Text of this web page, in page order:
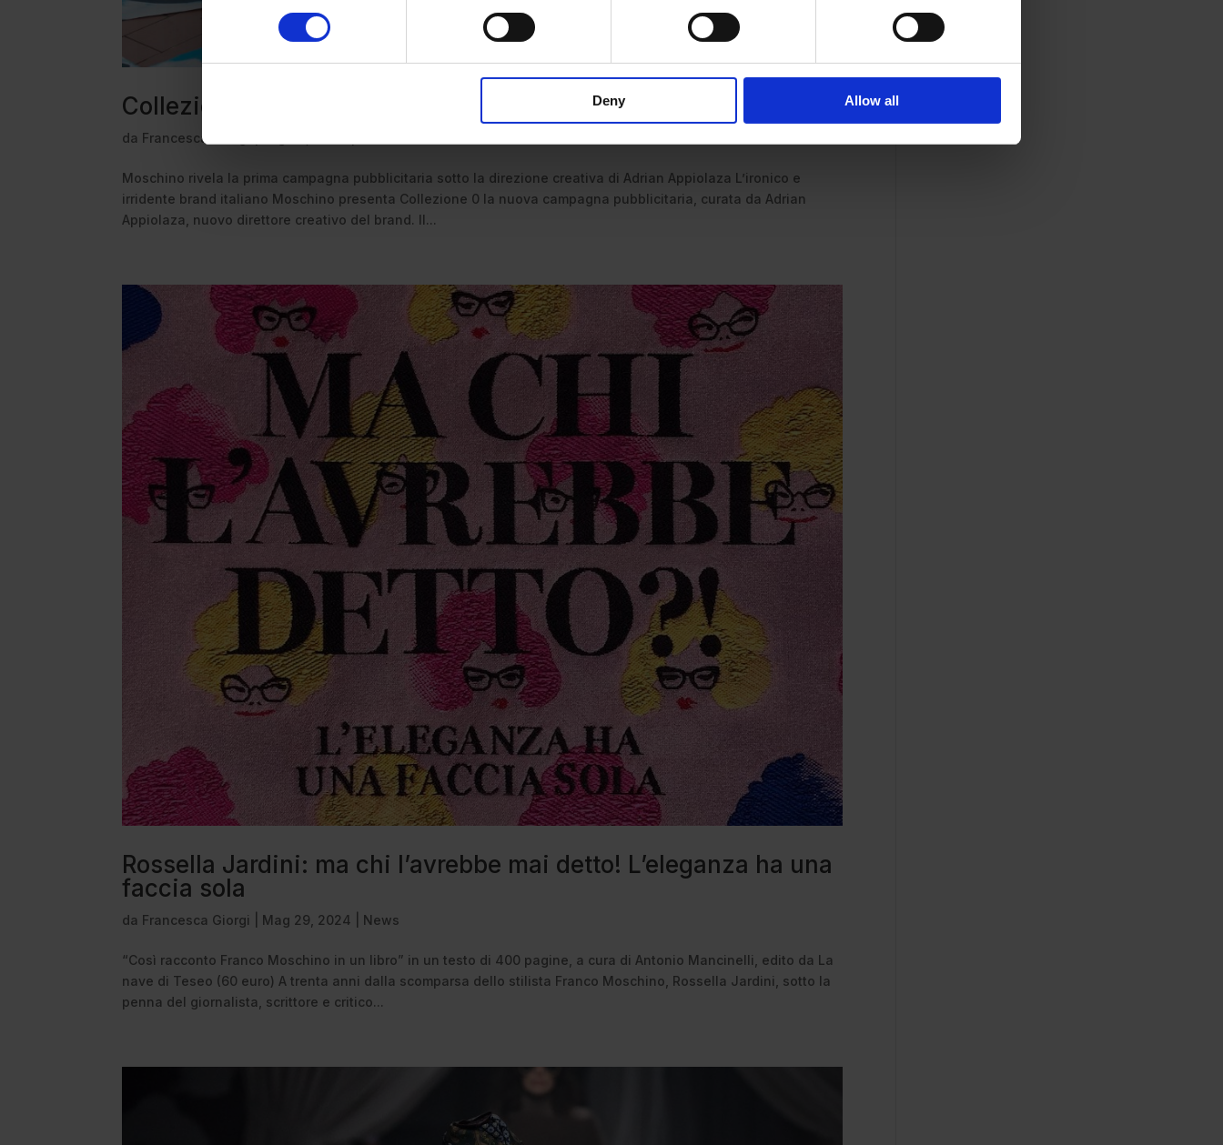
Deny Allow all
Collezione 0 la nuova campagna pubblicitaria di Moschino
da Francesca Giorgi
Moschino rivela la prima campagna pubblicitaria sotto la direzione creativa di Adrian Appiolaza L’ironico e
irridente brand italiano Moschino presenta Collezione 0 la nuova campagna pubblicitaria, curata da Adrian
Appiolaza, nuovo direttore creativo del brand. Il...
Rossella Jardini: ma chi l’avrebbe mai detto! L’eleganza ha una
faccia sola
da Francesca Giorgi Mag 29, 2024 News
“Così racconto Franco Moschino in un libro” in un testo di 400 pagine, a cura di Antonio Mancinelli, edito da La
nave di Teseo (60 euro) A trenta anni dalla scomparsa dello stilista Franco Moschino, Rossella Jardini, sotto la
penna del giornalista, scrittore e critico...